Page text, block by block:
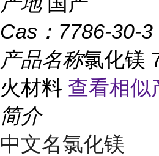
Cas： 7786-30-3
产品名称氯化镁
火材料 查看相
简介
中文名氯化镁